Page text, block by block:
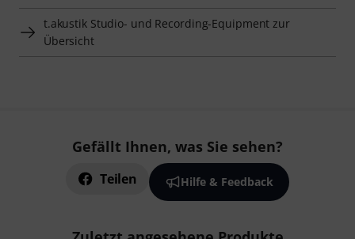
t.akustik Studio- und Recording-Equipment zur
Übersicht
Gefällt Ihnen, was Sie sehen?
Teilen Hilfe & Feedback